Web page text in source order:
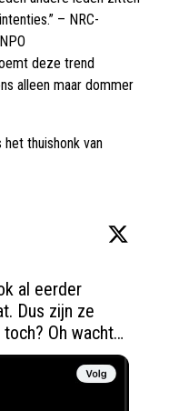
– NRC-
deze trend
alleen maar dommer
thuishonk van
al eerder
Dus zijn ze
Oh wacht…